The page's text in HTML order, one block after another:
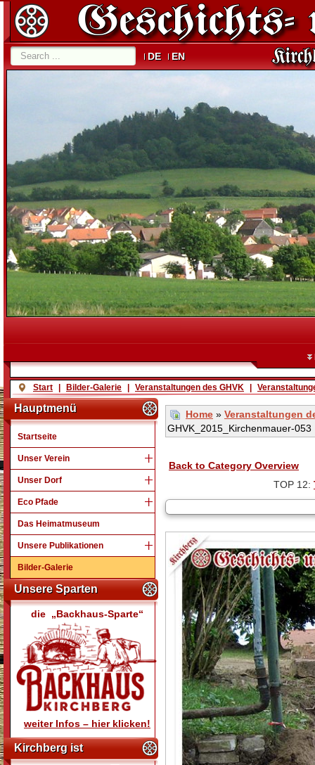
DE EN
Start Bilder-Galerie Veranstaltungen des GHVK
Hauptmenü
Startseite
Unser Verein
Unser Dorf
Eco Pfade
Das Heimatmuseum
Unsere Publikationen
Bilder-Galerie
Unsere Sparten
die „Backhaus-Sparte“
weiter Infos – hier klicken!
Kirchberg ist
Home » Veranstaltungen
GHVK_2015_Kirchenmauer-053
Back to Category Overview
TOP 12: